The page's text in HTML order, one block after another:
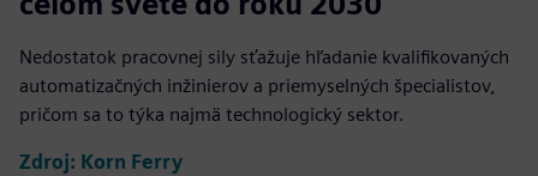
Nedostatok pracovnej sily sťažuje hľadanie kvalifikovaných
automatizačných inžinierov a priemyselných špecialistov,
pričom sa to týka najmä technologický sektor.
Zdroj: Korn Ferry